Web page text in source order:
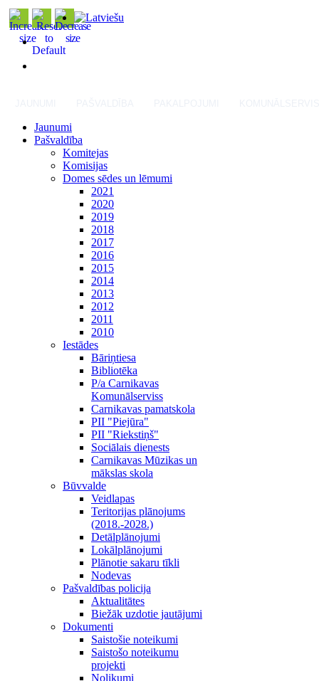
Jaunumi
Pašvaldība
Komitejas
Komisijas
Domes sēdes un lēmumi
2021
2020
2019
2018
2017
2016
2015
2014
2013
2012
2011
2010
Iestādes
Bāriņtiesa
Bibliotēka
P/a Carnikavas
Komunālserviss
Carnikavas pamatskola
PII "Piejūra"
PII "Riekstiņš"
Sociālais dienests
Carnikavas Mūzikas un
mākslas skola
Būvvalde
Veidlapas
Teritorijas plānojums
(2018.-2028.)
Detālplānojumi
Lokālplānojumi
Plānotie sakaru tīkli
Nodevas
Pašvaldības policija
Aktualitātes
Biežāk uzdotie jautājumi
Dokumenti
Saistošie noteikumi
Saistošo noteikumu
projekti
Nolikumi